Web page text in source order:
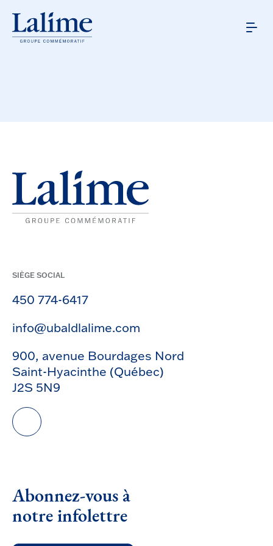
SIÈGE SOCIAL
450 774-6417
info@ubaldlalime.com
900, avenue Bourdages Nord
Saint-Hyacinthe (Québec)
J2S 5N9
Abonnez-vous à
notre infolettre